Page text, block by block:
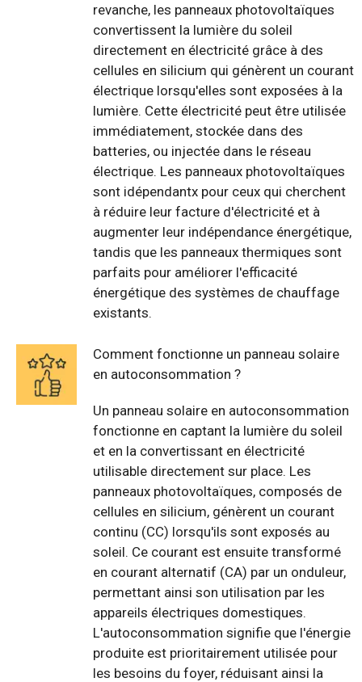
revanche, les panneaux photovoltaïques
convertissent la lumière du soleil
directement en électricité grâce à des
cellules en silicium qui génèrent un courant
électrique lorsqu'elles sont exposées à la
lumière. Cette électricité peut être utilisée
immédiatement, stockée dans des
batteries, ou injectée dans le réseau
électrique. Les panneaux photovoltaïques
sont idépendantx pour ceux qui cherchent
à réduire leur facture d'électricité et à
augmenter leur indépendance énergétique,
tandis que les panneaux thermiques sont
parfaits pour améliorer l'efficacité
énergétique des systèmes de chauffage
existants.
Comment fonctionne un panneau solaire
en autoconsommation ?
Un panneau solaire en autoconsommation
fonctionne en captant la lumière du soleil
et en la convertissant en électricité
utilisable directement sur place. Les
panneaux photovoltaïques, composés de
cellules en silicium, génèrent un courant
continu (CC) lorsqu'ils sont exposés au
soleil. Ce courant est ensuite transformé
en courant alternatif (CA) par un onduleur,
permettant ainsi son utilisation par les
appareils électriques domestiques.
L'autoconsommation signifie que l'énergie
produite est prioritairement utilisée pour
les besoins du foyer, réduisant ainsi la